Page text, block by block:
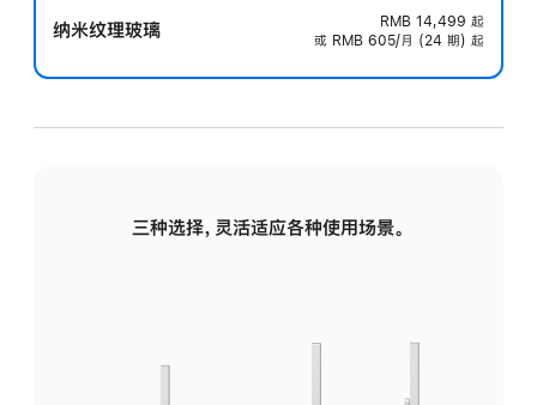
纳米纹理玻璃 RMB 14,499 起
或 RMB 605/月 (24 期) 起
三种选择，灵活适应各种使用场景。